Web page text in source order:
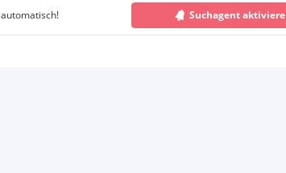
automatisch! Suchagent